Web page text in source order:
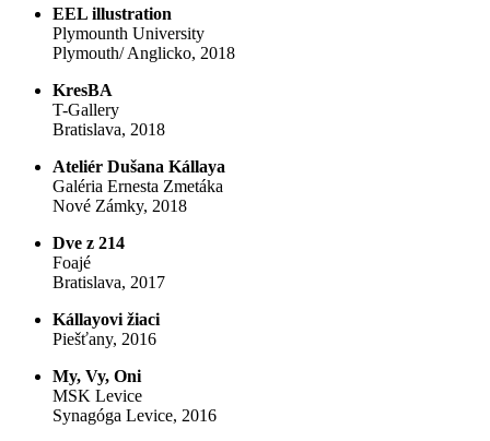
EEL illustration
Plymounth University
Plymouth/ Anglicko, 2018
KresBA
T-Gallery
Bratislava, 2018
Ateliér Dušana Kállaya
Galéria Ernesta Zmetáka
Nové Zámky, 2018
Dve z 214
Foajé
Bratislava, 2017
Kállayovi žiaci
Piešťany, 2016
My, Vy, Oni
MSK Levice
Synagóga Levice, 2016